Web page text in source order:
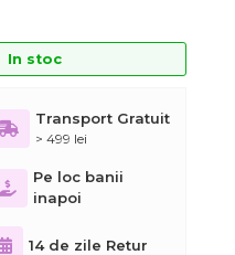
In stoc
Transport Gratuit
> 499 lei
Pe loc banii
inapoi
14 de zile Retur